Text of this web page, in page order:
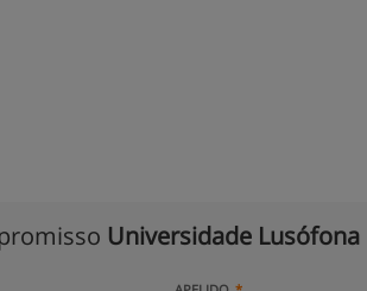
Universidade Lusófona